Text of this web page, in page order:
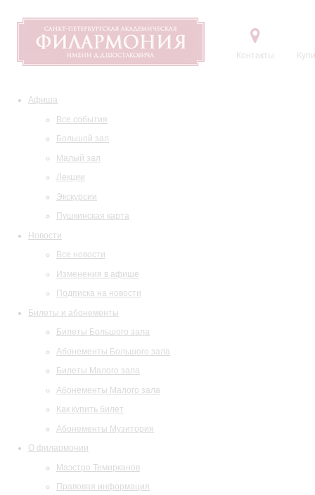
Контакты
Афиша
Все события
Большой зал
Малый зал
Лекции
Экскурсии
Пушкинская карта
Новости
Все новости
Изменения в афише
Подписка на новости
Билеты и абонементы
Билеты Большого зала
Абонементы Большого зала
Билеты Малого зала
Абонементы Малого зала
Как купить билет
Абонементы Музитория
О филармонии
Маэстро Темирканов
Правовая информация